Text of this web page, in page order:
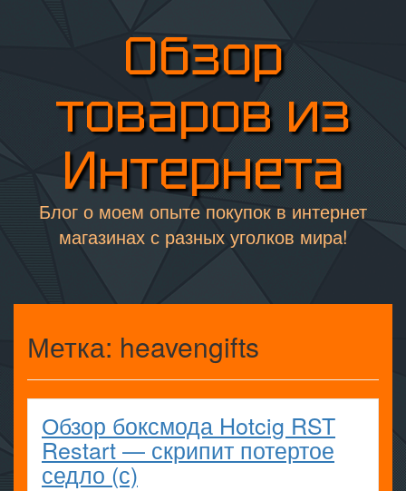
Обзор
товаров из
Интернета
Блог о моем опыте покупок в интернет
магазинах с разных уголков мира!
Метка: heavengifts
Обзор боксмода Hotcig RST
Restart — скрипит потертое
седло (с)